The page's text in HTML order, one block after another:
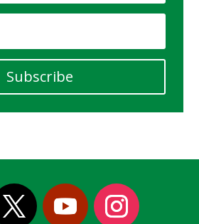
Subscribe